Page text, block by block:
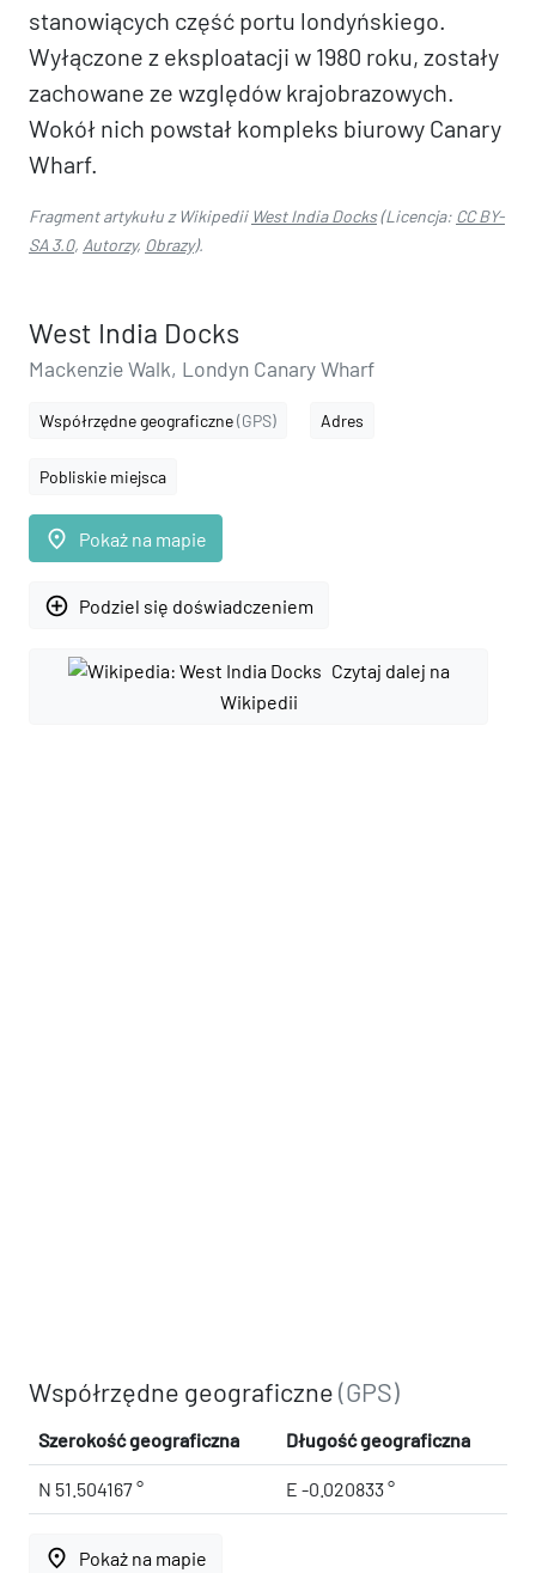
stanowiących część portu londyńskiego.
Wyłączone z eksploatacji w 1980 roku, zostały
zachowane ze względów krajobrazowych.
Wokół nich powstał kompleks biurowy Canary
Wharf.
Fragment artykułu z Wikipedii West India Docks(Licencja: CC BY-
SA 3.0, Autorzy, Obrazy).
West India Docks
Mackenzie Walk, Londyn Canary Wharf
Współrzędne geograficzne(GPS) Adres
Pobliskie miejsca
place Pokaż na mapie
add_circle_outline Podziel się doświadczeniem
Czytaj dalej na
Wikipedii
Współrzędne geograficzne(GPS)
Szerokość geograficzna Długość geograficzna
N 51.504167 ° E -0.020833 °
place Pokaż na mapie